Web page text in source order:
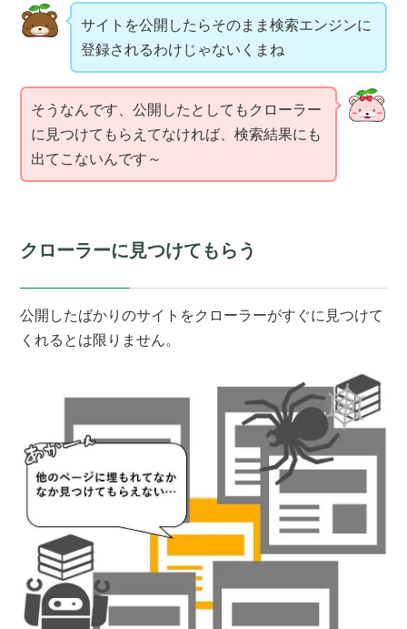
サイトを公開したらそのまま検索エンジンに
登録されるわけじゃないくまね
そうなんです、公開したとしてもクローラー
に見つけてもらえてなければ、検索結果にも
出てこないんです～
クローラーに見つけてもらう
公開したばかりのサイトをクローラーがすぐに見つけて
くれるとは限りません。